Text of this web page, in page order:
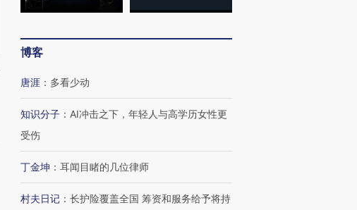
博客
唐涯 ： 多看少动
知识分子 ： AI冲击之下，年轻人与高学历女性更
受伤
丁金坤 ： 耳闻目睹的几位律师
村夫日记 ： 长护险覆盖全国 筹资和服务给予将持